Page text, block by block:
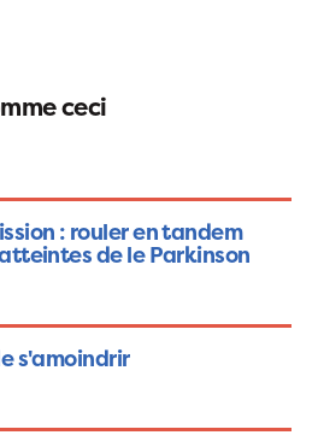
ceci
: rouler en tandem
de le Parkinson
s'amoindrir